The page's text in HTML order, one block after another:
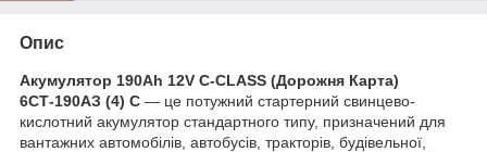
Опис
Акумулятор 190Ah 12V C-CLASS (Дорожня Карта)
6СТ-190AЗ (4) C — це потужний стартерний свинцево-
кислотний акумулятор стандартного типу, призначений для
вантажних автомобілів, автобусів, тракторів, будівельної,